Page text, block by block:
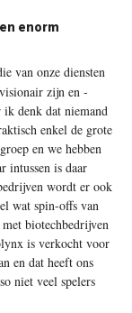
enorm
van onze diensten
zijn en
ik denk dat niemand
enkel de grote
en we hebben
intussen is daar
wordt er ook
wat spin-offs van
biotechbedrijven
is verkocht voor
en dat heeft ons
niet veel spelers